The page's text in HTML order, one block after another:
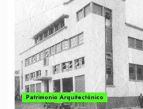
Patrimonio Arquitectónico